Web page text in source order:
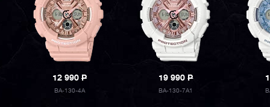
12 990P
BA-130-4A
19 990P
BA-130-7A1